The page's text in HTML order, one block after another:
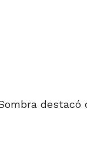
destacó